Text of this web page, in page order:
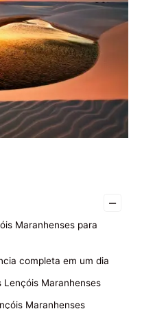
–
Maranhenses para
completa em um dia
Lençóis Maranhenses
Maranhenses